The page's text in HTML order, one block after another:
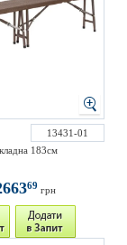
13431-01
183см
69 грн